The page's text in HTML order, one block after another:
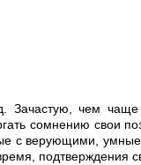
Зачастую, чем
сомнению свои
верующими, умные